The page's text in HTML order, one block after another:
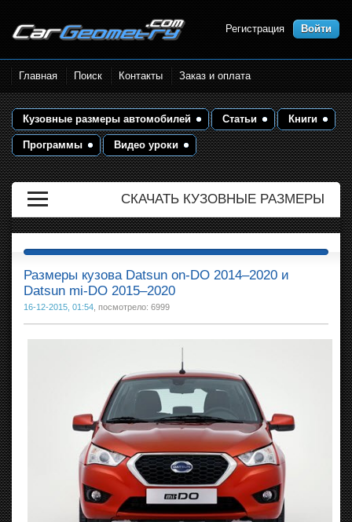
Размеры кузова автомобилей.
Контрольные точки и кузовные
размеры. Геометрия кузова
Регистрация Войти
Главная Поиск Контакты Заказ и оплата
Кузовные размеры автомобилей Статьи Книги
Программы Видео уроки
СКАЧАТЬ КУЗОВНЫЕ РАЗМЕРЫ
Размеры кузова Datsun on-DO 2014–2020 и
Datsun mi-DO 2015–2020
16-12-2015, 01:54 , посмотрело: 6999